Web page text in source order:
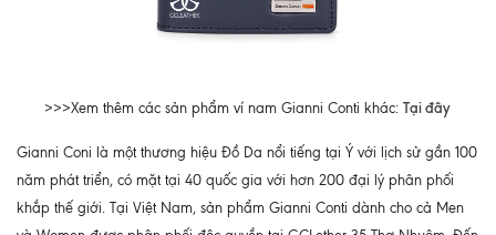
>>>Xem thêm các sản phẩm ví nam Gianni Conti khác: Tại đây
Gianni Coni là một thương hiệu Đồ Da nổi tiếng tại Ý với lịch sử gần 100
năm phát triển, có mặt tại 40 quốc gia với hơn 200 đại lý phân phối
khắp thế giới. Tại Việt Nam, sản phẩm Gianni Conti dành cho cả Men